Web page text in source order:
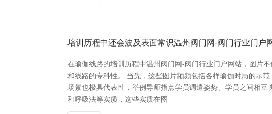
培训历程中还会波及表面常识温州阀门网-阀门行业门户
在瑜伽线路的培训历程中温州阀门网-阀门行业门户网站，图片
和线路的专科性。 当先，这些图片频频包括各样瑜伽时局的示
场景也极具代表性，举例导师指点学员调遣姿势、学员之间相
和呼吸法等实质，这些实质在图